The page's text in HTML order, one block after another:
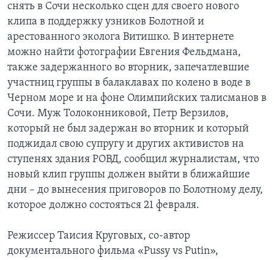
снять в Сочи несколько сцен для своего нового
клипа в поддержку узников Болотной и
арестованного эколога Витишко. В интернете
можно найти фотографии Евгения Фельдмана,
также задержанного во вторник, запечатлевшие
участниц группы в балаклавах по колено в воде в
Черном море и на фоне Олимпийских талисманов в
Сочи. Муж Толоконниковой, Петр Верзилов,
который не был задержан во вторник и который
поджидал свою супругу и других активистов на
ступенях здания РОВД, сообщил журналистам, что
новый клип группы должен выйти в ближайшие
дни – до вынесения приговоров по Болотному делу,
которое должно состояться 21 февраля.
Режиссер Таисия Круговых, со-автор
документального фильма «Pussy vs Putin»,